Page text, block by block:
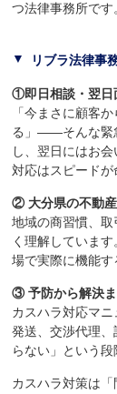
つ法律事務所です
リブラ法律事
①即日相談・翌日
「今まさに顧客
る」――そんな緊
し、翌日にはお
対応はスピードが
② 大分県の不動
地域の商習慣、
く理解していま
場で実際に機能す
③ 予防から解決
カスハラ対応マ
発送、交渉代理
らない」という段
カスハラ対策は